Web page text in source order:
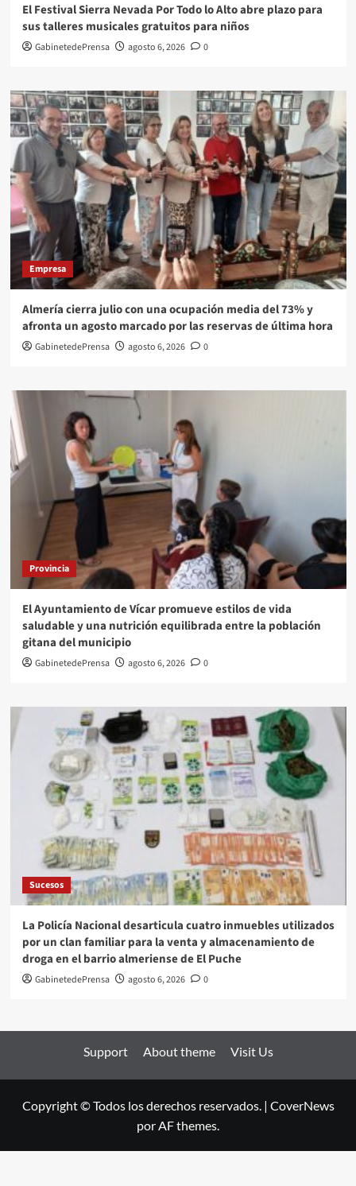
El Festival Sierra Nevada Por Todo lo Alto abre plazo para
sus talleres musicales gratuitos para niños
GabinetedePrensa agosto 6, 2026 0
Empresa
Almería cierra julio con una ocupación media del 73% y
afronta un agosto marcado por las reservas de última hora
GabinetedePrensa agosto 6, 2026 0
Provincia
El Ayuntamiento de Vícar promueve estilos de vida
saludable y una nutrición equilibrada entre la población
gitana del municipio
GabinetedePrensa agosto 6, 2026 0
Sucesos
La Policía Nacional desarticula cuatro inmuebles utilizados
por un clan familiar para la venta y almacenamiento de
droga en el barrio almeriense de El Puche
GabinetedePrensa agosto 6, 2026 0
Support About theme Visit Us
Copyright © Todos los derechos reservados. | CoverNews
por AF themes.